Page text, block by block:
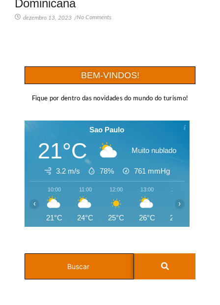
Dominicana
dezembro 13, 2023 /No Comments
BEM-VINDOS!
Fique por dentro das novidades do mundo do turismo!
Sao Paulo
21°C Muito nublado
3.2 m/s 78% 761 mmHg
10:00
21°C
11:00
24°C
12:00
25°C
13:00
26°C
14:00
26°C
‹ ›